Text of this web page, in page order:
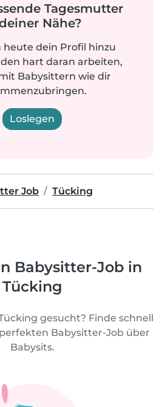
Tagesmutter
Nähe?
heute dein Profil hinzu
hart daran arbeiten,
Babysittern wie dir
Loslegen
Job Tücking
Babysitter-Job in
Tücking
gesucht? Finde schnell
Babysitter-Job über
Babysits.